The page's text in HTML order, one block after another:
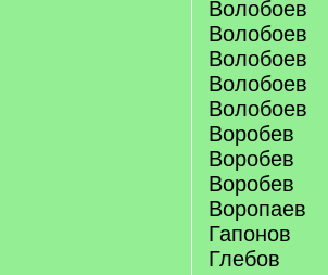
Волобоев
Волобоев
Волобоев
Волобоев
Волобоев
Воробев
Воробев
Воробев
Воропаев
Гапонов
Глебов